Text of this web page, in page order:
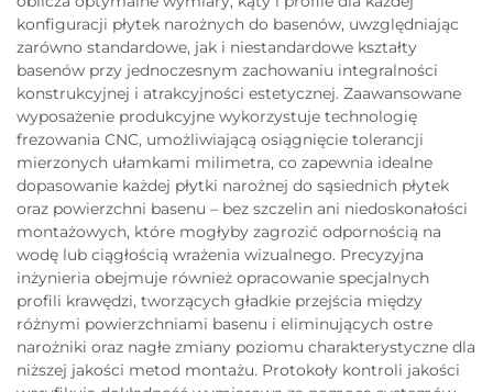
konfiguracji płytek narożnych do basenów, uwzględniając
zarówno standardowe, jak i niestandardowe kształty
basenów przy jednoczesnym zachowaniu integralności
konstrukcyjnej i atrakcyjności estetycznej. Zaawansowane
wyposażenie produkcyjne wykorzystuje technologię
frezowania CNC, umożliwiającą osiągnięcie tolerancji
mierzonych ułamkami milimetra, co zapewnia idealne
dopasowanie każdej płytki narożnej do sąsiednich płytek
oraz powierzchni basenu – bez szczelin ani niedoskonałości
montażowych, które mogłyby zagrozić odpornością na
wodę lub ciągłością wrażenia wizualnego. Precyzyjna
inżynieria obejmuje również opracowanie specjalnych
profili krawędzi, tworzących gładkie przejścia między
różnymi powierzchniami basenu i eliminujących ostre
narożniki oraz nagłe zmiany poziomu charakterystyczne dla
niższej jakości metod montażu. Protokoły kontroli jakości